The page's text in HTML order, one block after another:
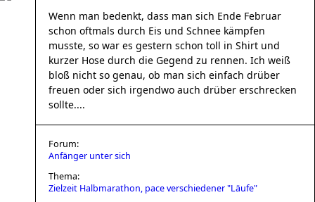
Wenn man bedenkt, dass man sich Ende Februar
schon oftmals durch Eis und Schnee kämpfen
musste, so war es gestern schon toll in Shirt und
kurzer Hose durch die Gegend zu rennen. Ich weiß
bloß nicht so genau, ob man sich einfach drüber
freuen oder sich irgendwo auch drüber erschrecken
sollte....
Forum:
Anfänger unter sich
Thema:
Zielzeit Halbmarathon, pace verschiedener "Läufe"